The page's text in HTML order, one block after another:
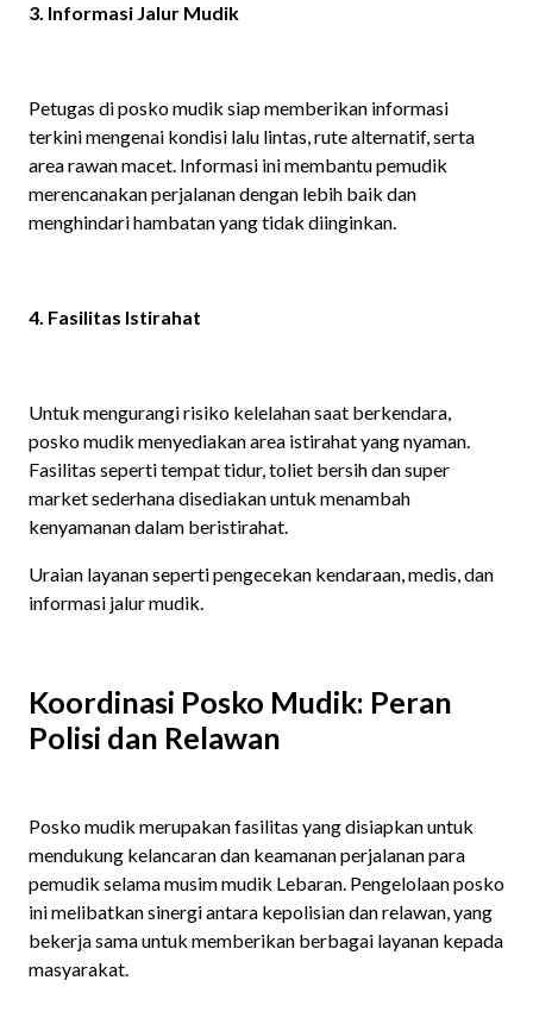
3. Informasi Jalur Mudik
Petugas di posko mudik siap memberikan informasi
terkini mengenai kondisi lalu lintas, rute alternatif, serta
area rawan macet. Informasi ini membantu pemudik
merencanakan perjalanan dengan lebih baik dan
menghindari hambatan yang tidak diinginkan.​
4. Fasilitas Istirahat
Untuk mengurangi risiko kelelahan saat berkendara,
posko mudik menyediakan area istirahat yang nyaman.
Fasilitas seperti tempat tidur, toliet bersih dan super
market sederhana disediakan untuk menambah
kenyamanan dalam beristirahat.
Uraian layanan seperti pengecekan kendaraan, medis, dan
informasi jalur mudik.
Koordinasi Posko Mudik: Peran
Polisi dan Relawan
Posko mudik merupakan fasilitas yang disiapkan untuk
mendukung kelancaran dan keamanan perjalanan para
pemudik selama musim mudik Lebaran. Pengelolaan posko
ini melibatkan sinergi antara kepolisian dan relawan, yang
bekerja sama untuk memberikan berbagai layanan kepada
masyarakat.